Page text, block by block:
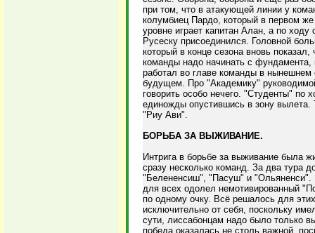
при том, что в атакующей линии у
колумбиец Пардо, который в первом
уровне играет капитан Алан, а по
Русеску присоединился. Головной
который в конце сезона вновь
команды надо начинать с фундамента,
работал во главе команды в нынешнем
будущем. Про "Академику"
говорить особо нечего. "Студенты" по
единожды опустившись в зону
"Риу Ави".
БОРЬБА ЗА ВЫЖИВАНИЕ.
Интрига в борьбе за выживание была
сразу несколько команд. За два тура
"Белененсиш", "Пасуш" и "Ольяненси".
для всех одолел немотивированный
по одному очку. Всё решалось для
исключительно от себя, поскольку
сути, лиссабонцам надо было только
победа оказалась не столь важной,